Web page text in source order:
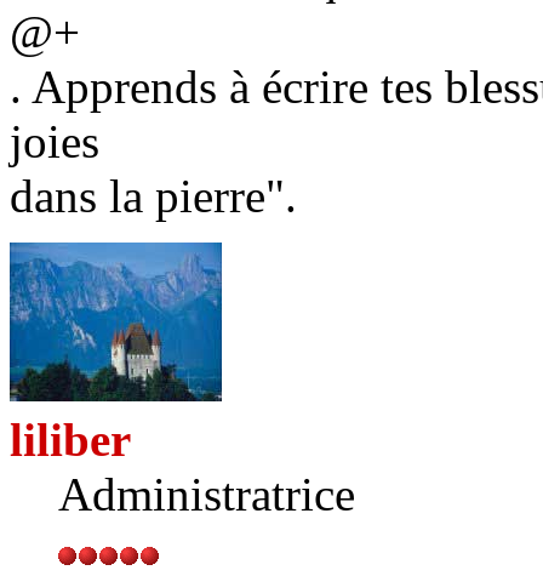
@+
. Apprends à écrire tes
joies
dans la pierre".
liliber
Administratrice